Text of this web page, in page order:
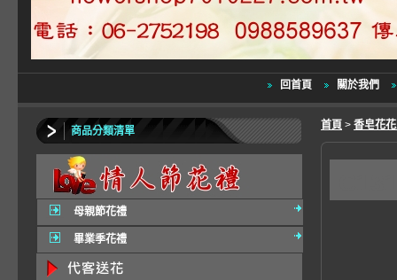
回首頁 關於我們
商品分類清單
母親節花禮
畢業季花禮
首頁 > 香皂花